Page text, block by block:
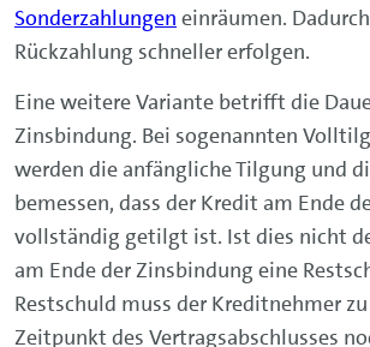
Sonderzahlungen einräumen.
Rückzahlung schneller erfolgen.
Eine weitere Variante betrifft die
Zinsbindung. Bei sogenannten
werden die anfängliche Tilgung und
bemessen, dass der Kredit am Ende
vollständig getilgt ist. Ist dies nicht
am Ende der Zinsbindung eine
Restschuld muss der Kreditnehmer
Zeitpunkt des Vertragsabschlusses